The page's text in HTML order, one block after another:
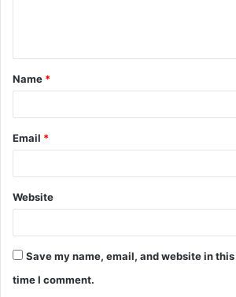
t
*
Name *
Email *
Website
Save my name, email, and website in
time I comment.